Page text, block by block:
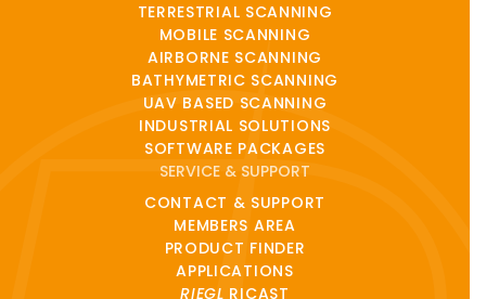
TERRESTRIAL SCANNING
MOBILE SCANNING
AIRBORNE SCANNING
BATHYMETRIC SCANNING
UAV BASED SCANNING
INDUSTRIAL SOLUTIONS
SOFTWARE PACKAGES
SERVICE & SUPPORT
CONTACT & SUPPORT
MEMBERS AREA
PRODUCT FINDER
APPLICATIONS
RIEGL RICAST